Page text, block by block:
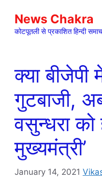
content
News Chakra
कोटपूतली से प्रकाशित हिन्दी
क्या बीजेपी
गुटबाजी,
वसुन्धरा को
मुख्यमंत्री’
January 14, 2021